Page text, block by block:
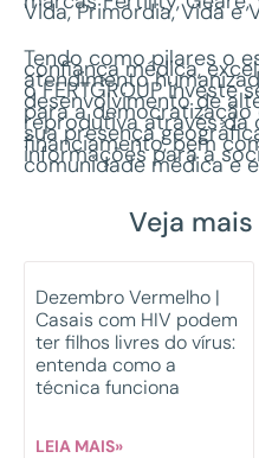
Vida, Primórdia, Vida e
Tendo como pilares o
confiança médica,
atendimento
o FERTGROUP investe
desenvolvimento de
para a
reprodutiva através da
sua presença
financiamento, bem
informações para a
comunidade médica e
Veja
Dezembro Vermelho |
Casais com HIV podem
ter filhos livres do vírus:
entenda como a
técnica funciona
LEIA MAIS»